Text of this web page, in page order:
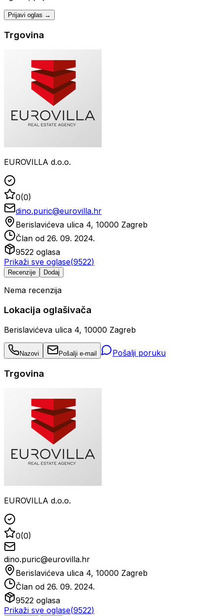
Prijavi oglas →
Trgovina
EUROVILLA d.o.o.
0(0)
dino.puric@eurovilla.hr
Berislavićeva ulica 4, 10000 Zagreb
Član od 26. 09. 2024.
9522 oglasa
Prikaži sve oglase(9522)
Recenzije Dodaj
Nema recenzija
Lokacija oglašivača
Berislavićeva ulica 4, 10000 Zagreb
Nazovi Pošalji e-mail Pošalji poruku
Trgovina
EUROVILLA d.o.o.
0(0)
dino.puric@eurovilla.hr
Berislavićeva ulica 4, 10000 Zagreb
Član od 26. 09. 2024.
9522 oglasa
Prikaži sve oglase(9522)